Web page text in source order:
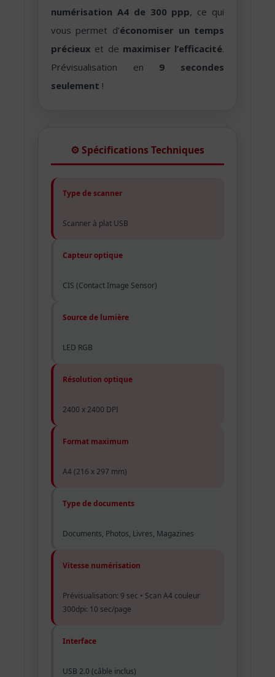
numérisation A4 de 300 ppp, ce qui
vous permet d’économiser un temps
précieux et de maximiser l’efficacité.
Prévisualisation en 9 secondes
seulement !
⚙️ Spécifications Techniques
Type de scanner
Scanner à plat USB
Capteur optique
CIS (Contact Image Sensor)
Source de lumière
LED RGB
Résolution optique
2400 x 2400 DPI
Format maximum
A4 (216 x 297 mm)
Type de documents
Documents, Photos, Livres, Magazines
Vitesse numérisation
Prévisualisation: 9 sec • Scan A4 couleur
300dpi: 10 sec/page
Interface
USB 2.0 (câble inclus)